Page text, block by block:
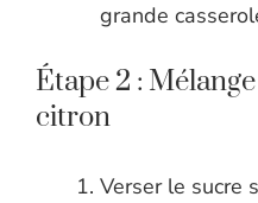
grande
Étape 2 :
citron
Verser le sucre